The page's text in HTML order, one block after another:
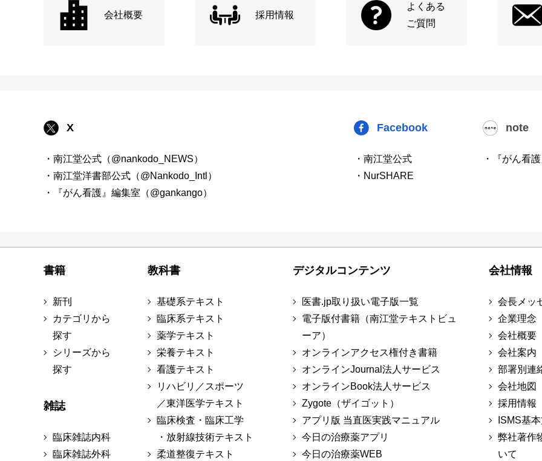
会社概要 採用情報
よくある
ご質問
X
・南江堂公式（@nankodo_NEWS）
・南江堂洋書部公式（@Nankodo_Intl）
・『がん看護』編集室（@gankango）
Facebook
・南江堂公式
・NurSHARE
note
・『がん看
書籍
新刊
カテゴリから
探す
シリーズから
探す
雑誌
臨床雑誌内科
臨床雑誌外科
教科書
基礎系テキスト
臨床系テキスト
薬学テキスト
栄養テキスト
看護テキスト
リハビリ／スポーツ
／東洋医学テキスト
臨床検査・臨床工学
・放射線技術テキスト
柔道整復テキスト
デジタルコンテンツ
医書.jp取り扱い電子版一覧
電子版付書籍（南江堂テキストビュ
ーア）
オンラインアクセス権付き書籍
オンラインJournal法人サービス
オンラインBook法人サービス
Zygote（ザイゴット）
アプリ版 当直医実践マニュアル
今日の治療薬アプリ
今日の治療薬WEB
会社情報
会長メッ
企業理念
会社概要
会社案内
部署別連
会社地図
採用情報
ISMS基
弊社著作
いて